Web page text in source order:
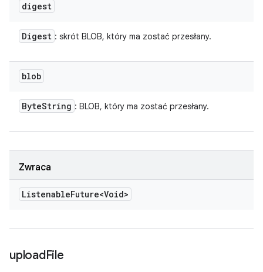
digest
Digest : skrót BLOB, który ma zostać przesłany.
blob
ByteString : BLOB, który ma zostać przesłany.
Zwraca
ListenableFuture<Void>
uploadFile